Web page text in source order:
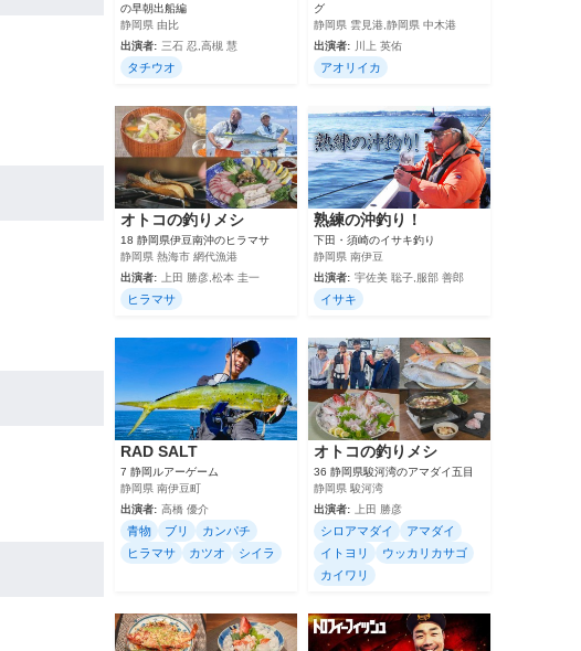
の早朝出船編
静岡県 由比
出演者: 三石 忍,高槻 慧
タチウオ
グ
静岡県 雲見港,静岡県 中木港
出演者: 川上 英佑
アオリイカ
オトコの釣りメシ
18 静岡県伊豆南沖のヒラマサ
静岡県 熱海市 網代漁港
出演者:
上田 勝彦,松本 圭一
ヒラマサ
熟練の沖釣り！
下田・須崎のイサキ釣り
静岡県 南伊豆
出演者: 宇佐美 聡子,服部 善郎
イサキ
RAD SALT
7 静岡ルアーゲーム
静岡県 南伊豆町
出演者: 高橋 優介
青物 ブリ
カンパチ
ヒラマサ
カツオ シイラ
オトコの釣りメシ
36 静岡県駿河湾のアマダイ五目
静岡県 駿河湾
出演者:
上田 勝彦
シロアマダイ
アマダイ
イトヨリ
ウッカリカサゴ
カイワリ